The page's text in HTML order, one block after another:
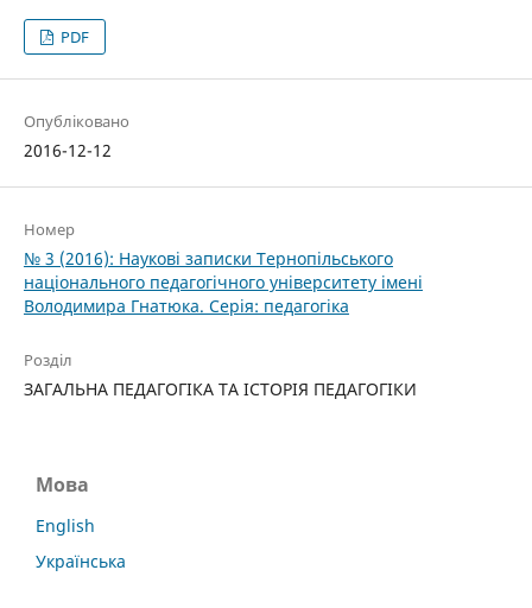
PDF
Опубліковано
2016-12-12
Номер
№ 3 (2016): Наукові записки Тернопільського
національного педагогічного університету імені
Володимира Гнатюка. Серія: педагогіка
Розділ
ЗАГАЛЬНА ПЕДАГОГІКА ТА ІСТОРІЯ ПЕДАГОГІКИ
Мова
English
Українська